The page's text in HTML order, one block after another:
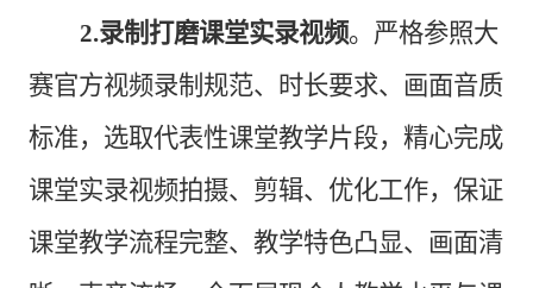
2.录制打磨课堂实录视频。严格参照大
赛官方视频录制规范、时长要求、画面音质
标准，选取代表性课堂教学片段，精心完成
课堂实录视频拍摄、剪辑、优化工作，保证
课堂教学流程完整、教学特色凸显、画面清